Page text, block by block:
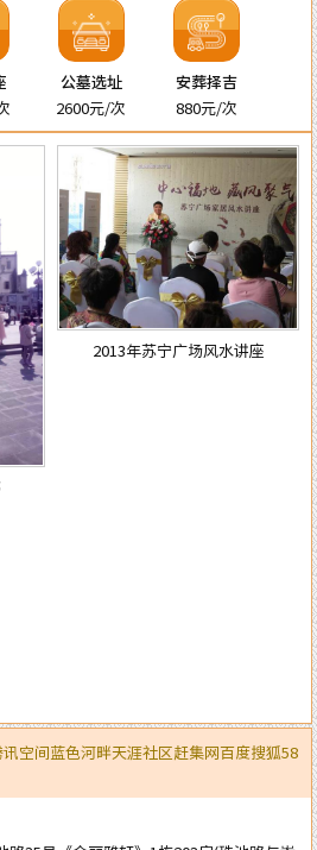
公墓选址
2600元/次
安葬择吉
880元/次
2013年苏宁广场风水讲座
空间蓝色河畔天涯社区赶集网百度搜狐58